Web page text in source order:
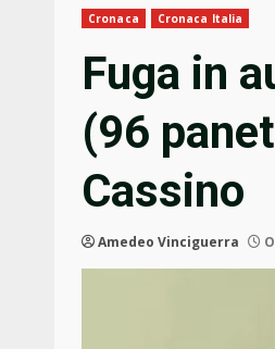
Cronaca Cronaca Italia
Fuga in
(96
Cassino
Amedeo Vinciguerra